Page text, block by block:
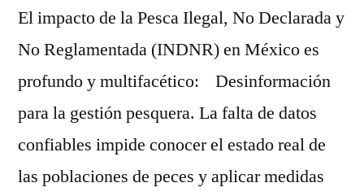
El impacto de la Pesca Ilegal, No Declarada y
No Reglamentada (INDNR) en México es
profundo y multifacético: Desinformación
para la gestión pesquera. La falta de datos
confiables impide conocer el estado real de
las poblaciones de peces y aplicar medidas